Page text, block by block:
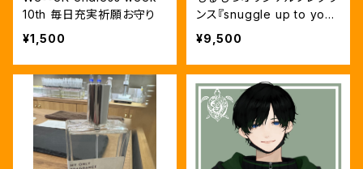
10th 毎日充実祈願お守り
¥1,500
ンス『snuggle up to you』
100ml
¥9,500